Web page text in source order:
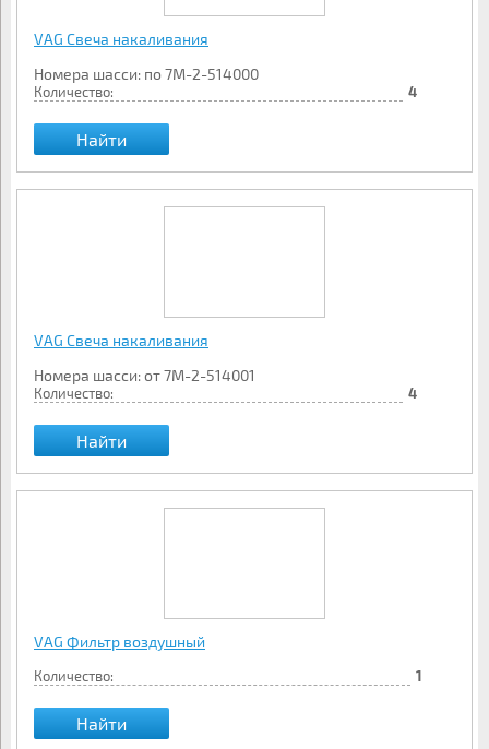
VAG Свеча накаливания
Номера шасси: по 7M-2-514000
Количество: 4
Найти
VAG Свеча накаливания
Номера шасси: от 7M-2-514001
Количество: 4
Найти
VAG Фильтр воздушный
Количество: 1
Найти